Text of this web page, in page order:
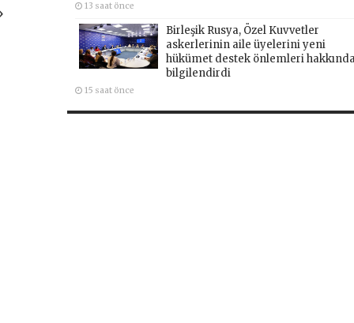
13 saat önce
Birleşik Rusya, Özel Kuvvetler
askerlerinin aile üyelerini yeni
hükümet destek önlemleri
bilgilendirdi
15 saat önce